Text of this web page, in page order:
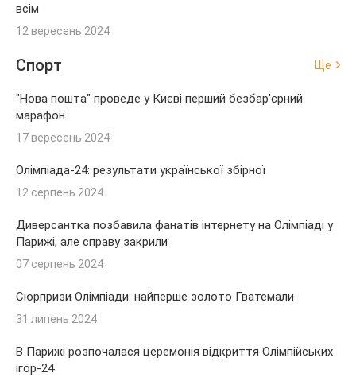
всім
12 вересень 2024
Спорт Ще
"Нова пошта" проведе у Києві перший безбар'єрний
марафон
17 вересень 2024
Олімпіада-24: результати української збірної
12 серпень 2024
Диверсантка позбавила фанатів інтернету на Олімпіаді у
Парижі, але справу закрили
07 серпень 2024
Сюрпризи Олімпіади: найперше золото Гватемали
31 липень 2024
В Парижі розпочалася церемонія відкриття Олімпійських
ігор-24